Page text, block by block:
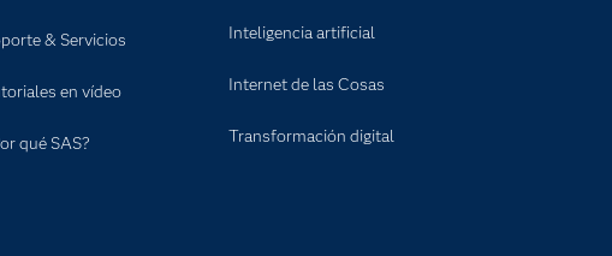
& Servicios
en vídeo
qué SAS?
Inteligencia artificial
Internet de las Cosas
Transformación digital